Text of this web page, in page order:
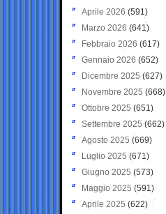
Aprile 2026 (591)
Marzo 2026 (641)
Febbraio 2026 (617)
Gennaio 2026 (652)
Dicembre 2025 (627)
Novembre 2025 (668)
Ottobre 2025 (651)
Settembre 2025 (662)
Agosto 2025 (669)
Luglio 2025 (671)
Giugno 2025 (573)
Maggio 2025 (591)
Aprile 2025 (622)